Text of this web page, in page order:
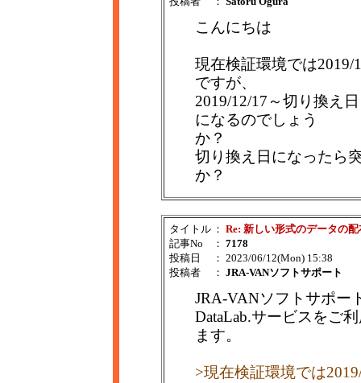
こんにちは
現在検証環境では2019/
ですが、
2019/12/17～切り換え
になるのでしょう
か？
切り換え日になったら
か？
タイトル ： Re: 新しい形式のデータの
記事No
： 7178
投稿日
： 2023/06/12(Mon) 15:38
投稿者
： JRA-VANソフトサポート
JRA-VANソフトサポー
DataLab.サービスをご
ます。
>現在検証環境では